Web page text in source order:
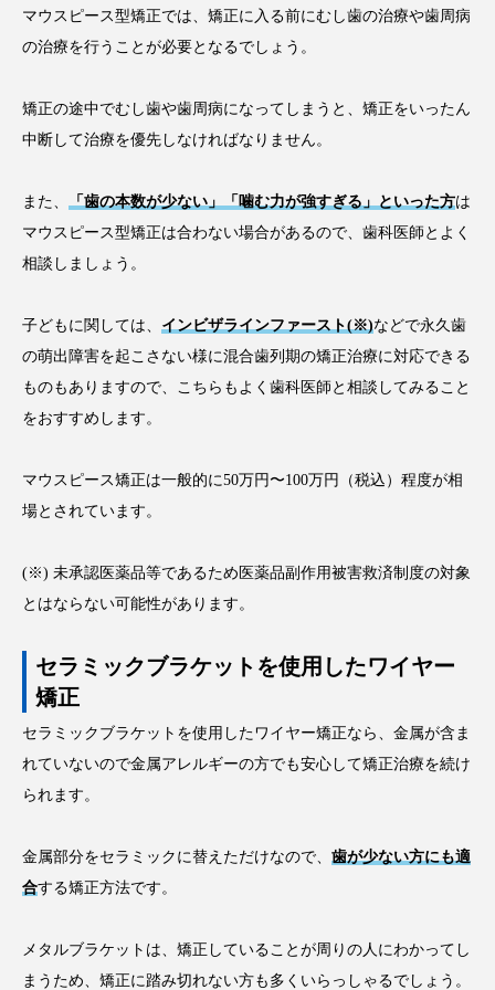
マウスピース型矯正では、矯正に入る前にむし歯の治療や歯周病
の治療を行うことが必要となるでしょう。
矯正の途中でむし歯や歯周病になってしまうと、矯正をいったん
中断して治療を優先しなければなりません。
また、 「歯の本数が少ない」「噛む力が強すぎる」といった方は
マウスピース型矯正は合わない場合があるので、歯科医師とよく
相談しましょう。
子どもに関しては、 インビザラインファースト(※)などで永久歯
の萌出障害を起こさない様に混合歯列期の矯正治療に対応できる
ものもありますので、こちらもよく歯科医師と相談してみること
をおすすめします。
マウスピース矯正は一般的に50万円〜100万円（税込）程度が相
場とされています。
(※) 未承認医薬品等であるため医薬品副作用被害救済制度の対象
とはならない可能性があります。
セラミックブラケットを使用したワイヤー
矯正
セラミックブラケットを使用したワイヤー矯正なら、金属が含ま
れていないので金属アレルギーの方でも安心して矯正治療を続け
られます。
金属部分をセラミックに替えただけなので、 歯が少ない方にも適
合する矯正方法です。
メタルブラケットは、矯正していることが周りの人にわかってし
まうため、矯正に踏み切れない方も多くいらっしゃるでしょう。